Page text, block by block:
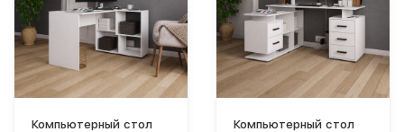
Компьютерный стол
Компьютерный стол